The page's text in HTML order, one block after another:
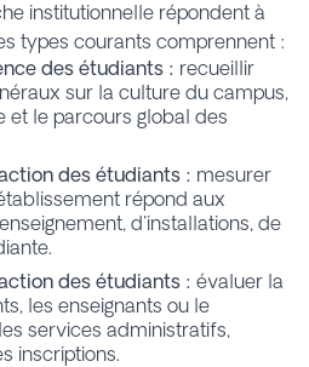
institutionnelle répondent à
types courants comprennent :
des étudiants : recueillir
sur la culture du campus,
et le parcours global des
des étudiants : mesurer
répond aux
d'installations, de
des étudiants : évaluer la
les enseignants ou le
services administratifs,
inscriptions.